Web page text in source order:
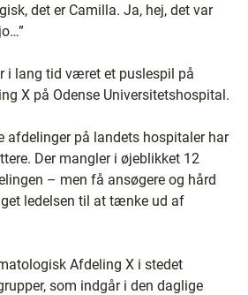
det er Camilla. Ja, hej, det var
i lang tid været et puslespil på
X på Odense Universitetshospital.
afdelinger på landets hospitaler har
Der mangler i øjeblikket 12
– men få ansøgere og hård
ledelsen til at tænke ud af
Afdeling X i stedet
som indgår i den daglige